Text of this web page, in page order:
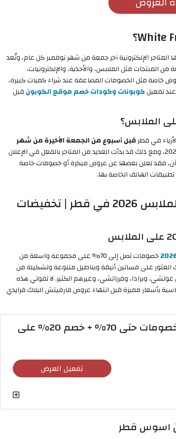
الإلكترونية آخر جمعة من شهر نوفمبر كل عام، وتُعد
مثل الملابس، والأحذية، والإلكترونيات،
خاصة مثل الخصومات المضاعفة عند شراء كميات كبيرة،
تفعيلكوبونات وكودات خصم موقع الكوبون قبل
في قطرقبل أسبوع من الجمعة الأخيرة من شهر
، والذي يُصادف هذا العام يوم 29 نوفمبر 2026، ومع ذلك قد بدأت العديد من المتاجر بالفعل في الإعلان
فقد تعلن بعضها عن عروض مبكرة أو خصومات خاصة
الهاتف الخاصة بها.
أقوى عروض الجمعة البيضاء على الملابس 2026 في قطر | تخفيضات
خصومات تصل إلى 70% على مجموعة واسعة من
العثور على فساتين أنيقة وبناطيل متنوعة وتشكيلة من
وبرادا، وفرزاتشي، وغيرهم الكثير. لا تفوتي هذه
بأسعار مميزة قبل انتهاء عروض فارفيتش البلاك فرايدي
كود خصم فارفيتش | خصومات حتى 70% + خصم 20% على
تفعيل العرض
اسوس قطر